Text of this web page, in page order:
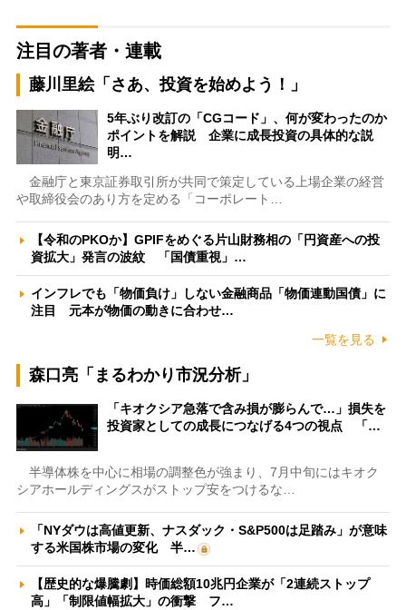
注目の著者・連載
藤川里絵「さあ、投資を始めよう！」
5年ぶり改訂の「CGコード」、何が変わったのか
ポイントを解説 企業に成長投資の具体的な説
明…
金融庁と東京証券取引所が共同で策定している上場企業の経営
や取締役会のあり方を定める「コーポレート…
【令和のPKOか】GPIFをめぐる片山財務相の「円資産への投
資拡大」発言の波紋 「国債重視」…
インフレでも「物価負け」しない金融商品「物価連動国債」に
注目 元本が物価の動きに合わせ…
一覧を見る
森口亮「まるわかり市況分析」
「キオクシア急落で含み損が膨らんで…」損失を
投資家としての成長につなげる4つの視点 「…
半導体株を中心に相場の調整色が強まり、7月中旬にはキオク
シアホールディングスがストップ安をつけるな…
「NYダウは高値更新、ナスダック・S&P500は足踏み」が意味
する米国株市場の変化 半…
【歴史的な爆騰劇】時価総額10兆円企業が「2連続ストップ
高」「制限値幅拡大」の衝撃 フ…